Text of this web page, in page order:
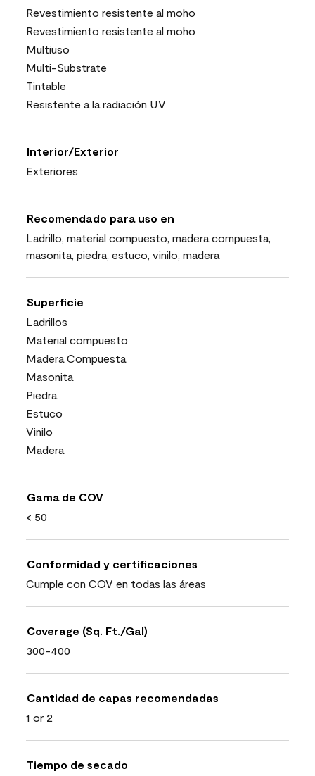
Revestimiento resistente al moho
Revestimiento resistente al moho
Multiuso
Multi-Substrate
Tintable
Resistente a la radiación UV
Interior/Exterior
Exteriores
Recomendado para uso en
Ladrillo, material compuesto, madera compuesta,
masonita, piedra, estuco, vinilo, madera
Superficie
Ladrillos
Material compuesto
Madera Compuesta
Masonita
Piedra
Estuco
Vinilo
Madera
Gama de COV
< 50
Conformidad y certificaciones
Cumple con COV en todas las áreas
Coverage (Sq. Ft./Gal)
300-400
Cantidad de capas recomendadas
1 or 2
Tiempo de secado